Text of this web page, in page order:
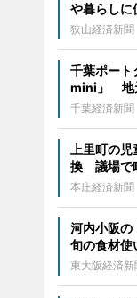
や暮らしに
狭山経済新聞
千葉ポート
mini」 地
千葉経済新聞
上里町の
換 議場で
本庄経済新聞
河内小阪
旬の食材使
東大阪経済新